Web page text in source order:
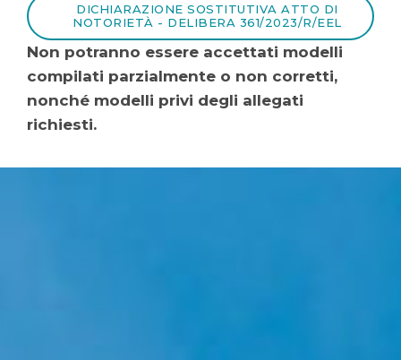
DICHIARAZIONE SOSTITUTIVA ATTO DI
NOTORIETÀ - DELIBERA 361/2023/R/EEL
Non potranno essere accettati modelli
compilati parzialmente o non corretti,
nonché modelli privi degli allegati
richiesti.